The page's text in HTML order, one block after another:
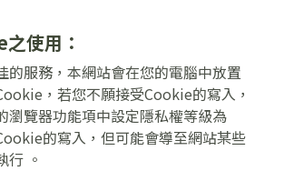
使用：
的服務，本網站會在您的電腦中放置
，若您不願接受Cookie的寫入，
瀏覽器功能項中設定隱私權等級為
的寫入，但可能會導至網站某些
行 。